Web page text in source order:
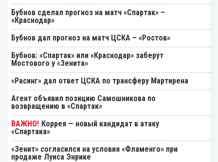
Бубнов сделал прогноз на матч «Спартак» –
«Краснодар»
Бубнов дал прогноз на матч ЦСКА – «Ростов»
Бубнов: «Спартак» или «Краснодар» заберут
Мостового у «Зенита»
«Расинг» дал ответ ЦСКА по трансферу Мартирена
Агент объявил позицию Самошникова по
возвращению в «Спартак»
Коррея — новый кандидат в атаку
«Спартака»
«Зенит» согласился на условия «Фламенго» при
продаже Луиса Энрике